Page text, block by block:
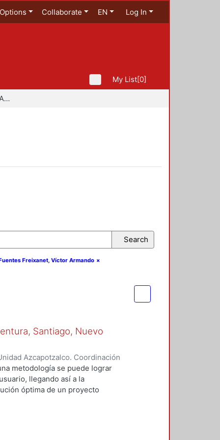
Options Collaborate EN Log In
My List[0]
Especialidad en Diseño Ambiental
Search
Freixanet, Víctor Armando ×
Santiago, Nuevo
Azcapotzalco. Coordinación
Gloria
metodología se puede lograr
llegando así a la
óptima de un proyecto